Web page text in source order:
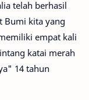
telah berhasil
Bumi kita yang
empat kali
katai merah
14 tahun